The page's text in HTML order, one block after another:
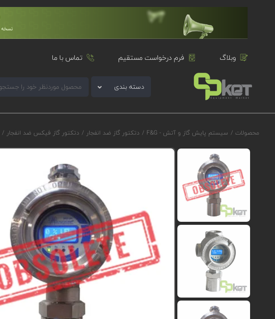
وبلاگ فرم درخواست مستقیم تماس با ما
دسته بندی
محصولات / سیستم پایش گاز و آتش - F&G / دتکتور گاز ضد انفجار / دتکتور گاز فیکس ضد انفجار /